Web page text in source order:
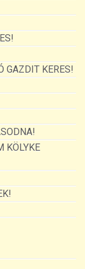
GAZDIT KERES!
KÖLYKE